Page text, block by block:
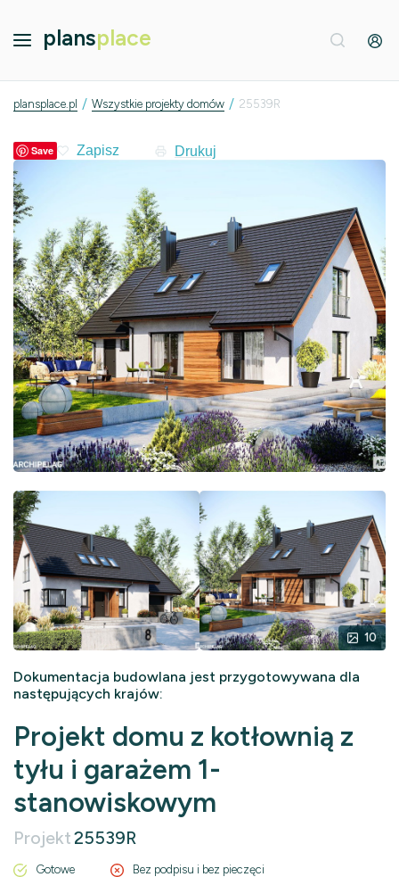
plansplace
plansplace.pl / Wszystkie projekty domów / 25539R
Save Drukuj
10
Dokumentacja budowlana jest przygotowywana dla
następujących krajów:
Projekt domu z kotłownią z
tyłu i garażem 1-
stanowiskowym
Projekt25539R
Gotowe Bez podpisu i bez pieczęci